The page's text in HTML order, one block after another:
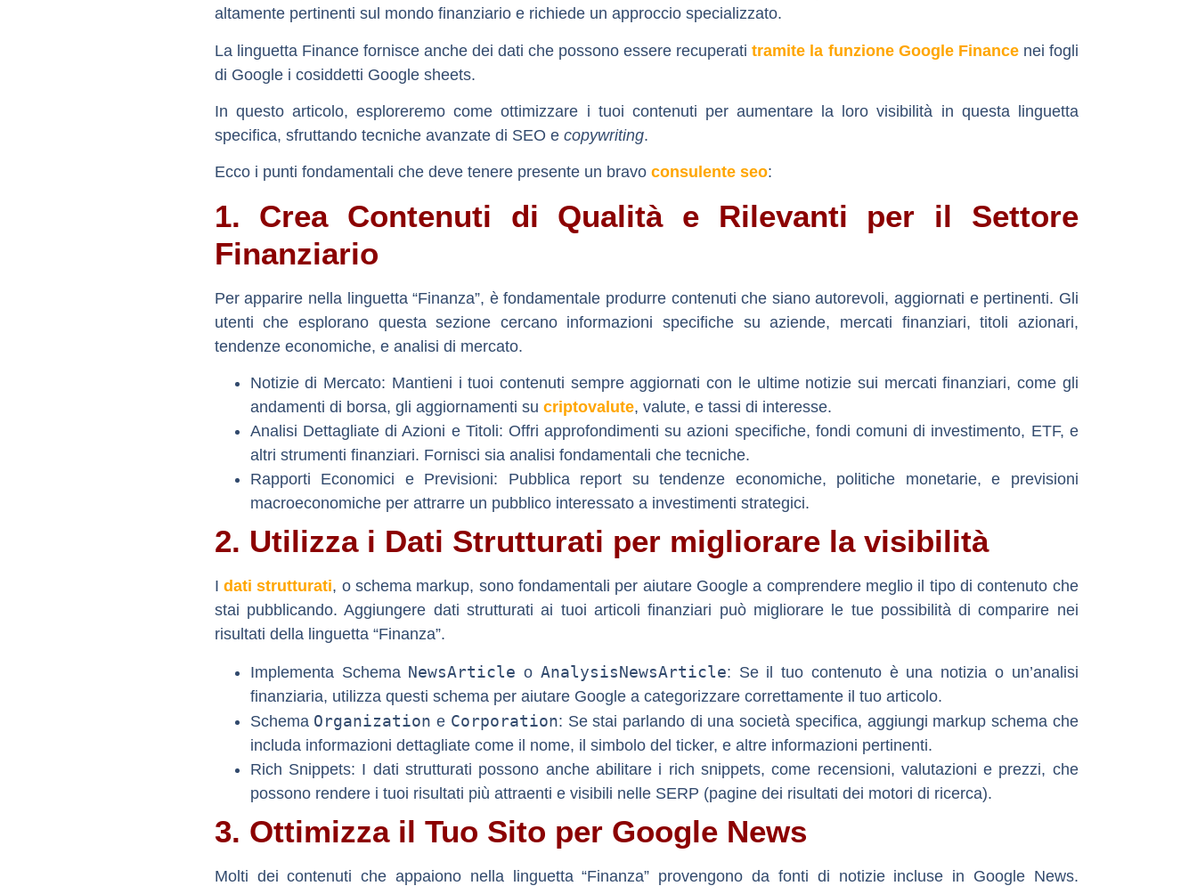
altamente pertinenti sul mondo finanziario e richiede un approccio specializzato.
La linguetta Finance fornisce anche dei dati che possono essere recuperatitramite la funzione Google Financenei fogli
di Google i cosiddetti Google sheets.
In questo articolo, esploreremo come ottimizzare i tuoi contenuti per aumentare la loro visibilità in questa linguetta
specifica, sfruttando tecniche avanzate di SEO e copywriting.
Ecco i punti fondamentali che deve tenere presente un bravo consulente seo:
1. Crea Contenuti di Qualità e Rilevanti per il Settore
Finanziario
Per apparire nella linguetta “Finanza”, è fondamentale produrre contenuti che sianoautorevoli, aggiornati e pertinenti. Gli
utenti che esplorano questa sezione cercano informazioni specifiche su aziende, mercati finanziari, titoli azionari,
tendenze economiche, e analisi di mercato.
Notizie di Mercato: Mantieni i tuoi contenuti sempre aggiornati con le ultime notizie sui mercati finanziari, come gli
andamenti di borsa, gli aggiornamenti su criptovalute, valute, e tassi di interesse.
Analisi Dettagliate di Azioni e Titoli: Offri approfondimenti su azioni specifiche, fondi comuni di investimento, ETF, e
altri strumenti finanziari. Fornisci sia analisi fondamentali che tecniche.
Rapporti Economici e Previsioni: Pubblica report su tendenze economiche, politiche monetarie, e previsioni
macroeconomiche per attrarre un pubblico interessato a investimenti strategici.
2. Utilizza i Dati Strutturati per migliorare la visibilità
Idati strutturati, oschema markup, sono fondamentali per aiutare Google a comprendere meglio il tipo di contenuto che
stai pubblicando. Aggiungere dati strutturati ai tuoi articoli finanziari può migliorare le tue possibilità di comparire nei
risultati della linguetta “Finanza”.
Implementa Schema NewsArticle o AnalysisNewsArticle: Se il tuo contenuto è una notizia o un’analisi
finanziaria, utilizza questi schema per aiutare Google a categorizzare correttamente il tuo articolo.
Schema Organization e Corporation: Se stai parlando di una società specifica, aggiungi markup schema che
includa informazioni dettagliate come il nome, il simbolo del ticker, e altre informazioni pertinenti.
Rich Snippets: I dati strutturati possono anche abilitare i rich snippets, come recensioni, valutazioni e prezzi, che
possono rendere i tuoi risultati più attraenti e visibili nelle SERP (pagine dei risultati dei motori di ricerca).
3. Ottimizza il Tuo Sito per Google News
Molti dei contenuti che appaiono nella linguetta “Finanza” provengono da fonti di notizie incluse in Google News.